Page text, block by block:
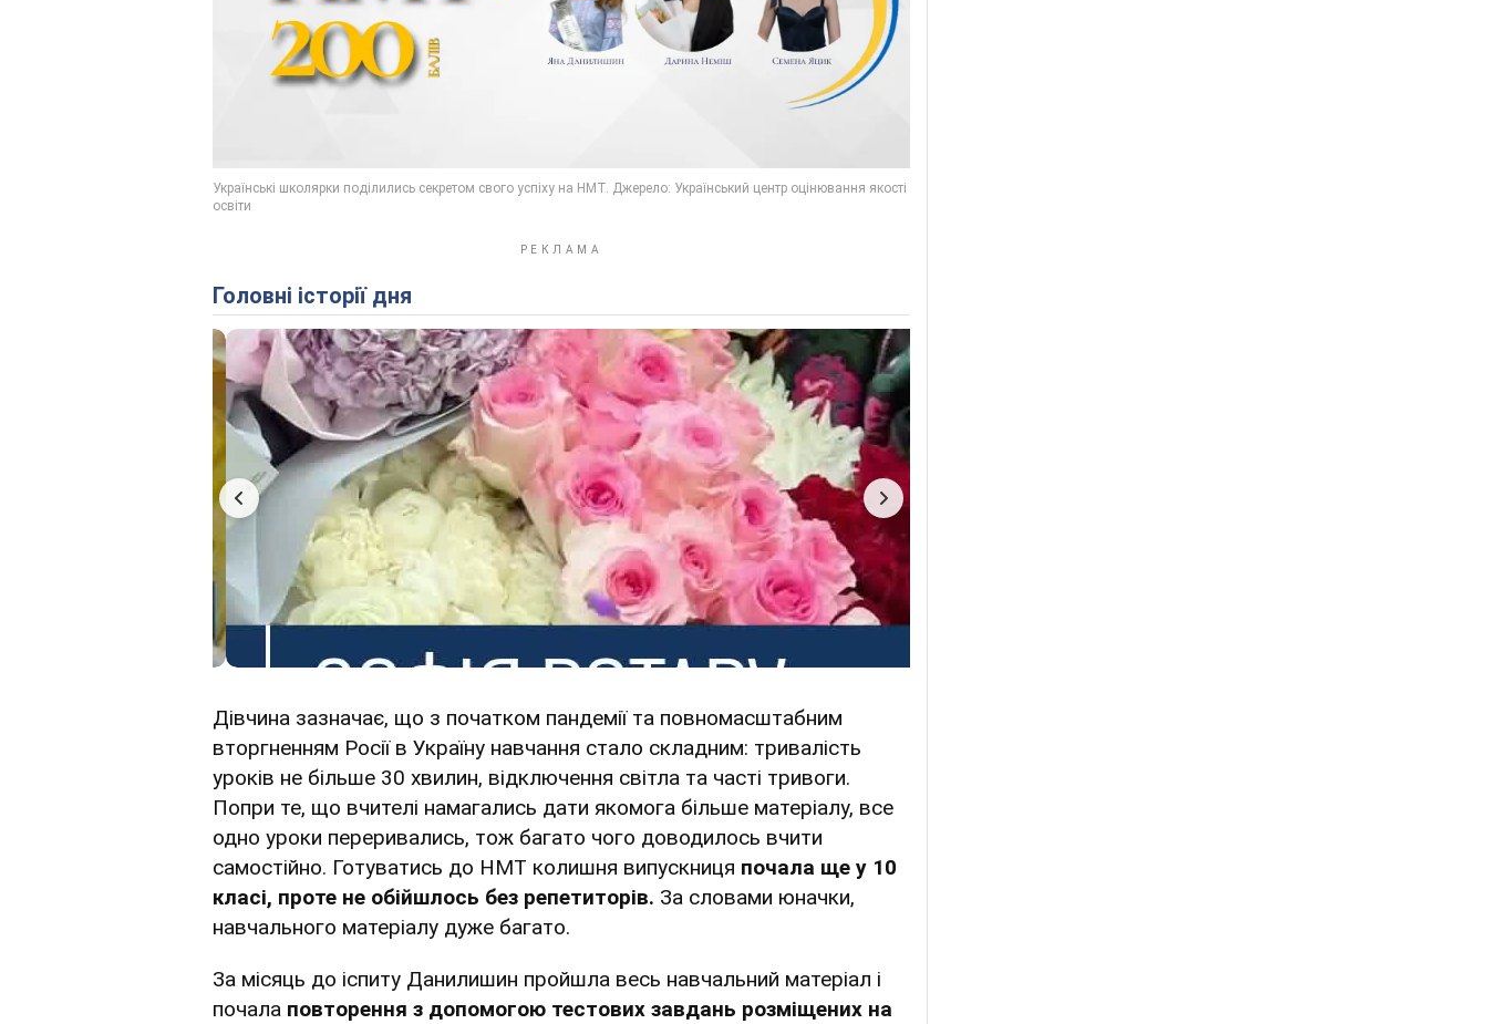
Головні історії дня
Дівчина зазначає, що з початком пандемії та повномасштабним
вторгненням Росії в Україну навчання стало складним: тривалість
уроків не більше 30 хвилин, відключення світла та часті тривоги.
Попри те, що вчителі намагались дати якомога більше матеріалу, все
одно уроки переривались, тож багато чого доводилось вчити
самостійно. Готуватись до НМТ колишня випускниця почала ще у 10
класі, проте не обійшлось без репетиторів. За словами юначки,
навчального матеріалу дуже багато.
За місяць до іспиту Данилишин пройшла весь навчальний матеріал і
почала повторення з допомогою тестових завдань розміщених на